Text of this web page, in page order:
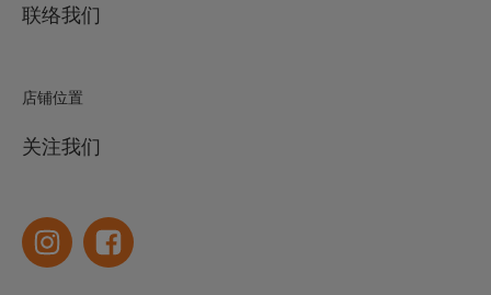
联络我们
店铺位置
关注我们